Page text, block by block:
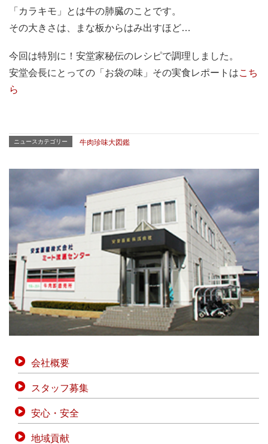
「カラキモ」とは牛の肺臓のことです。
その大きさは、まな板からはみ出すほど…
今回は特別に！安堂家秘伝のレシピで調理しました。
安堂会長にとっての「お袋の味」その実食レポートはこち
ら
ニュースカテゴリー 牛肉珍味大図鑑
会社概要
スタッフ募集
安心・安全
地域貢献